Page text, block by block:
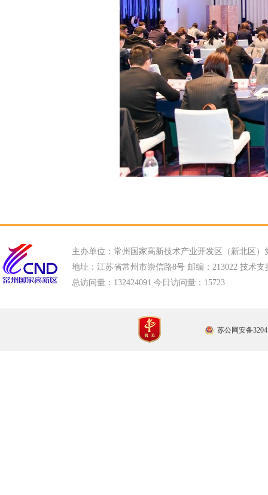
主办单位：常州国家高新技术产业开发区（新北区）
地址：江苏省常州市崇信路8号 邮编：213022 技术支
总访问量： 132424091 今日访问量： 15723
苏公网安备